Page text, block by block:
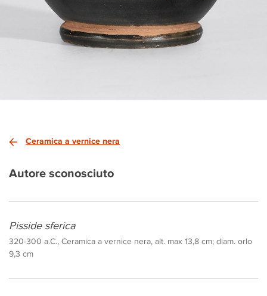
Ceramica a vernice nera
Autore sconosciuto
Pisside sferica
320-300 a.C., Ceramica a vernice nera, alt. max 13,8 cm; diam. orlo
9,3 cm